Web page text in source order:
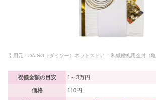
引用元： DAISO（ダイソー）ネットストア – 和紙婚礼用金封（亀
祝儀金額の目安 1～3万円
価格 110円